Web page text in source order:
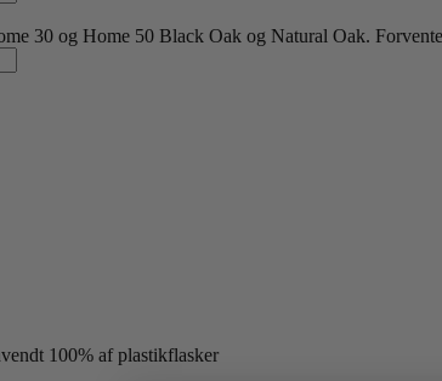
30 og Home 50 Black Oak og Natural Oak.
100% af plastikflasker